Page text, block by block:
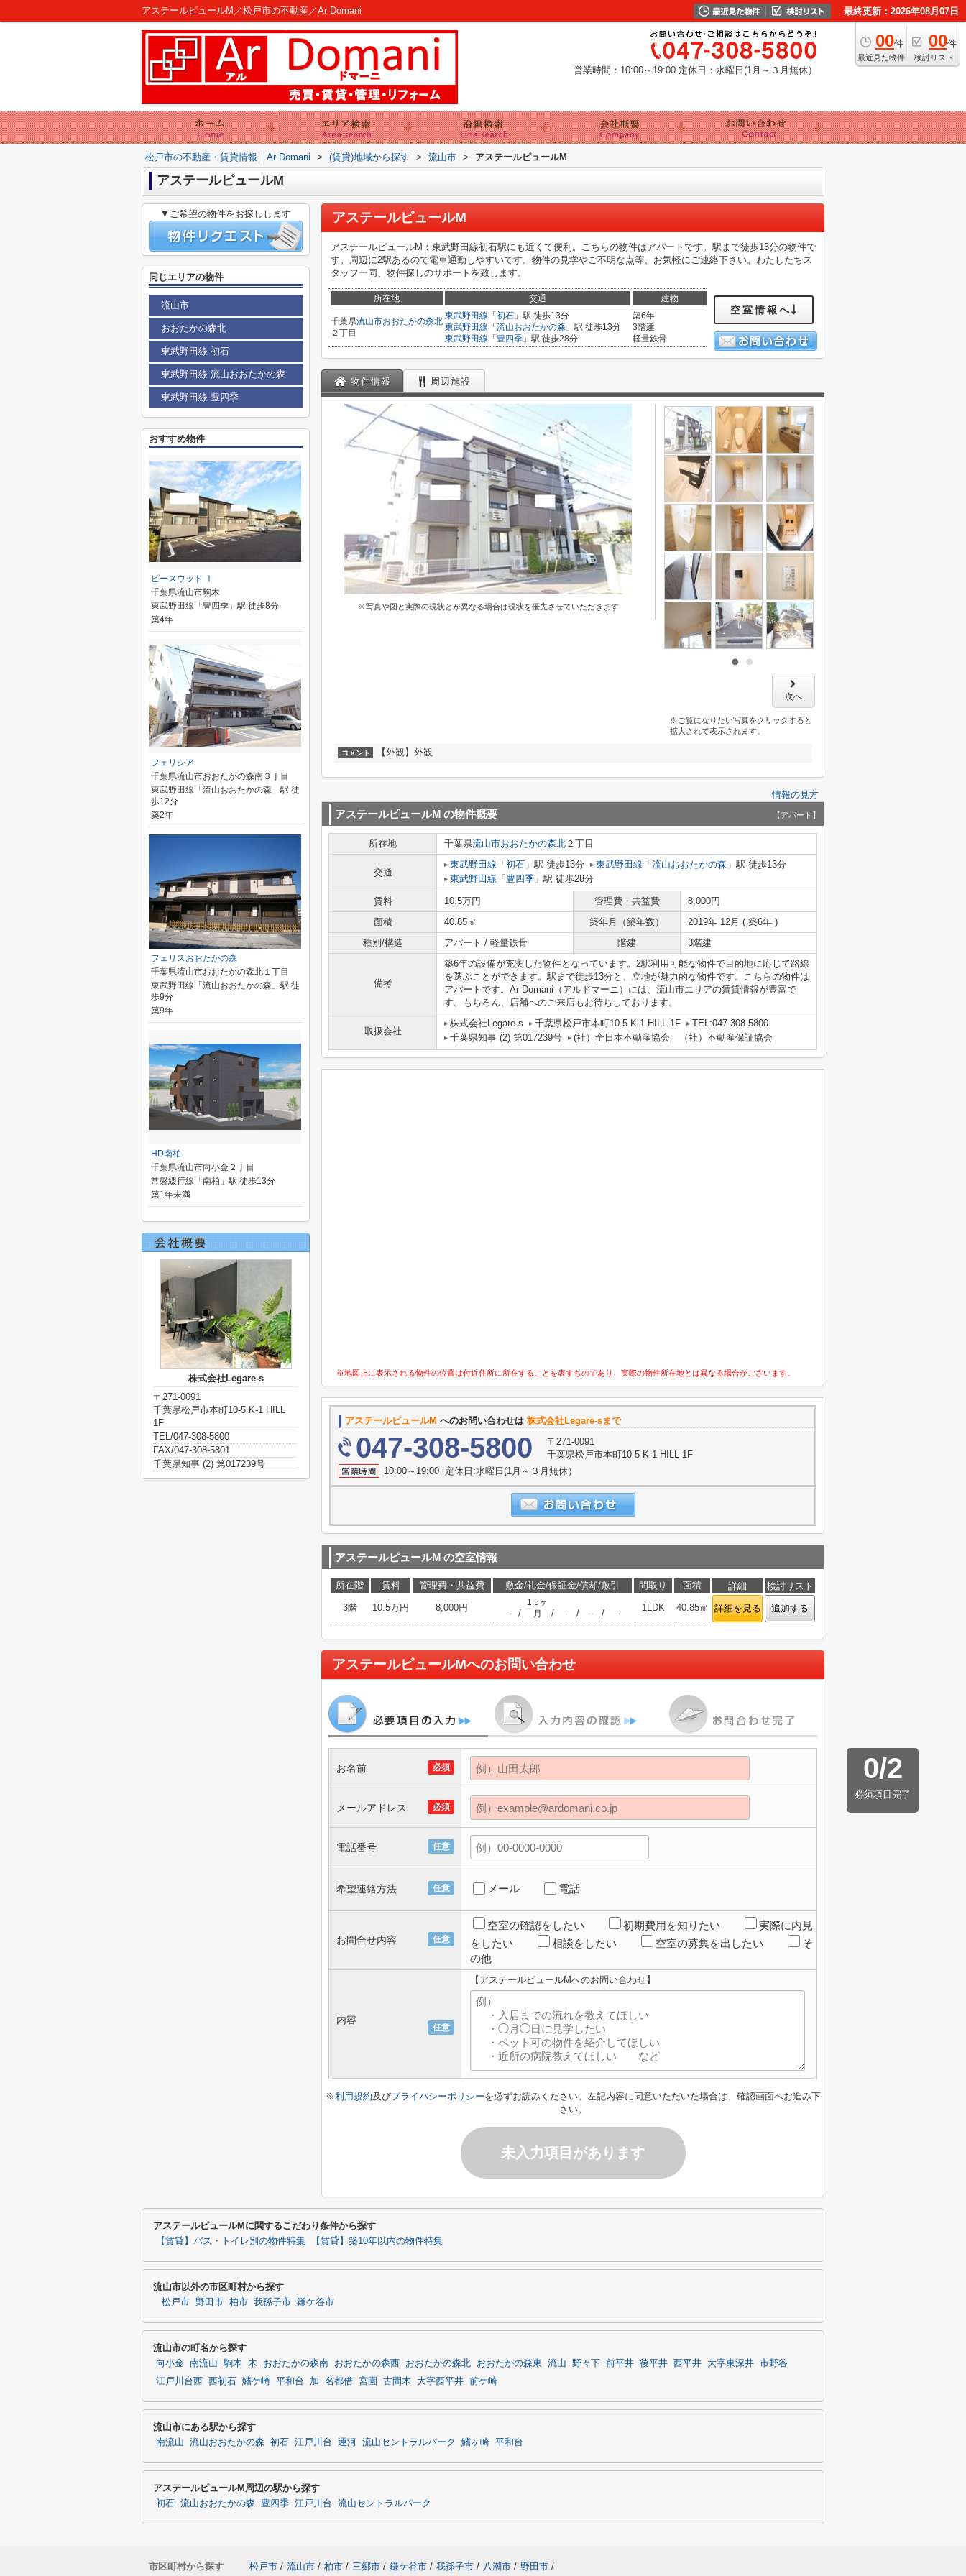
アステールピュールM／松戸市の不動産／Ar Domani 最終更新：2026年08月07日
00件
最近見た物件
00件
検討リスト
営業時間：10:00～19:00 定休日：水曜日(1月～３月無休）
松戸市の不動産・賃貸情報｜Ar Domani > (賃貸)地域から探す > 流山市 > アステールピュールM
アステールピュールM
アステールピュールM
アステールピュールM：東武野田線初石駅にも近くて便利。こちらの物件はアパートです。駅まで徒歩13分の物件で
す。周辺に2駅あるので電車通勤しやすいです。物件の見学やご不明な点等、お気軽にご連絡下さい。わたしたちス
タッフ一同、物件探しのサポートを致します。
所在地 交通 建物
千葉県流山市おおたかの森北
２丁目
東武野田線 「 初石 」駅 徒歩13分
東武野田線 「 流山おおたかの森 」駅 徒歩13分
東武野田線 「 豊四季 」駅 徒歩28分
築6年
3階建
軽量鉄骨
空室情報へ
物件情報 周辺施設
※写真や図と実際の現状とが異なる場合は現状を優先させていただきます
次へ
※ご覧になりたい写真をクリックすると
拡大されて表示されます。
コメント 【外観】外観
情報の見方
アステールピュールM の物件概要 【アパート】
所在地 千葉県流山市おおたかの森北 ２丁目
交通
東武野田線 「 初石 」駅 徒歩13分 東武野田線 「 流山おおたかの森 」駅 徒歩13分
東武野田線 「 豊四季 」駅 徒歩28分
賃料 10.5万円 管理費・共益費
8,000円
面積
40.85㎡ 築年月（築年数）
2019年 12月 ( 築6年 )
種別/構造
アパート / 軽量鉄骨 階建 3階建
備考
築6年の設備が充実した物件となっています。2駅利用可能な物件で目的地に応じて路線
を選ぶことができます。駅まで徒歩13分と、立地が魅力的な物件です。こちらの物件は
アパートです。Ar Domani（アルドマーニ）には、流山市エリアの賃貸情報が豊富で
す。もちろん、店舗へのご来店もお待ちしております。
取扱会社
株式会社Legare-s 千葉県松戸市本町10-5 K-1 HILL 1F
TEL:047-308-5800
千葉県知事 (2) 第017239号
(社）全日本不動産協会 （社）不動産保証協会
※地図上に表示される物件の位置は付近住所に所在することを表すものであり、実際の物件所在地とは異なる場合がございます。
アステールピュールM へのお問い合わせは 株式会社Legare-sまで
047-308-5800
〒271-0091
千葉県松戸市本町10-5 K-1 HILL 1F
10:00～19:00 定休日:水曜日(1月～３月無休）
アステールピュールM の空室情報
所在階 賃料 管理費・共益費 敷金/礼金/保証金/償却/敷引 間取り 面積 詳細
検討リスト
3階
10.5万円 8,000円
- /
1.5ヶ
月
/ - / - / -
1LDK 40.85㎡ 詳細を見る 追加する
アステールピュールMへのお問い合わせ
0/2
必須項目完了
必須
お名前
必須
メールアドレス
任意
電話番号
任意
希望連絡方法 メール 電話
任意
お問合せ内容
空室の確認をしたい 初期費用を知りたい
実際に内見
をしたい
相談をしたい 空室の募集を出したい
そ
の他
任意
内容
【アステールピュールMへのお問い合わせ】
※利用規約及びプライバシーポリシーを必ずお読みください。左記内容に同意いただいた場合は、確認画面へお進み下
さい。
未入力項目があります
▼ご希望の物件をお探しします
同じエリアの物件
流山市
おおたかの森北
東武野田線 初石
東武野田線 流山おおたかの森
東武野田線 豊四季
おすすめ物件
ピースウッド Ⅰ
千葉県流山市駒木
東武野田線「豊四季」駅 徒歩8分
築4年
フェリシア
千葉県流山市おおたかの森南３丁目
東武野田線「流山おおたかの森」駅 徒
歩12分
築2年
フェリスおおたかの森
千葉県流山市おおたかの森北１丁目
東武野田線「流山おおたかの森」駅 徒
歩9分
築9年
HD南柏
千葉県流山市向小金２丁目
常磐緩行線「南柏」駅 徒歩13分
築1年未満
株式会社Legare-s
〒271-0091
千葉県松戸市本町10-5 K-1 HILL
1F
TEL/047-308-5800
FAX/047-308-5801
千葉県知事 (2) 第017239号
アステールピュールMに関するこだわり条件から探す
【賃貸】バス・トイレ別の物件特集 【賃貸】築10年以内の物件特集
流山市以外の市区町村から探す
松戸市 野田市 柏市 我孫子市 鎌ケ谷市
流山市の町名から探す
向小金 南流山 駒木 木 おおたかの森南 おおたかの森西 おおたかの森北 おおたかの森東 流山 野々下 前平井 後平井 西平井 大字東深井 市野谷
江戸川台西
西初石 鰭ケ崎 平和台 加 名都借 宮園 古間木 大字西平井 前ケ崎
流山市にある駅から探す
南流山 流山おおたかの森 初石 江戸川台 運河 流山セントラルパーク 鰭ヶ崎 平和台
アステールピュールM周辺の駅から探す
初石 流山おおたかの森 豊四季 江戸川台 流山セントラルパーク
市区町村から探す 松戸市 / 流山市 / 柏市 / 三郷市 / 鎌ケ谷市 / 我孫子市 / 八潮市 / 野田市 /